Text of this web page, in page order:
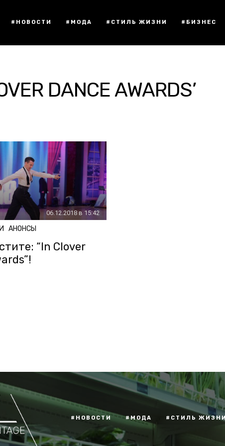
#НОВОСТИ #МОДА #СТИЛЬ ЖИЗНИ #БИЗНЕС
DANCE AWARDS’
06.12.2018 в 15:42
АНОНСЫ
“In Clover
#НОВОСТИ #МОДА #СТИЛЬ ЖИЗНИ